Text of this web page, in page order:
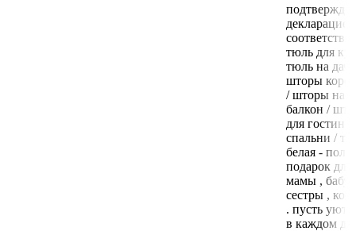
декларацией
тюль для
тюль на
шторы
/ шторы на
балкон /
для
спальни /
белая -
подарок для
мамы ,
сестры ,
. пусть уют
в каждом